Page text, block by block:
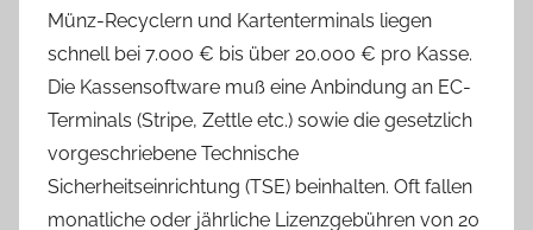
Münz-Recyclern und Kartenterminals liegen
schnell bei 7.000 € bis über 20.000 € pro Kasse.
Die Kassensoftware muß eine Anbindung an EC-
Terminals (Stripe, Zettle etc.) sowie die gesetzlich
vorgeschriebene Technische
Sicherheitseinrichtung (TSE) beinhalten. Oft fallen
monatliche oder jährliche Lizenzgebühren von 20